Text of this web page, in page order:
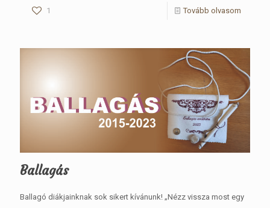
1 Tovább olvasom
Ballagás
Ballagó diákjainknak sok sikert kívánunk! „Nézz vissza most egy